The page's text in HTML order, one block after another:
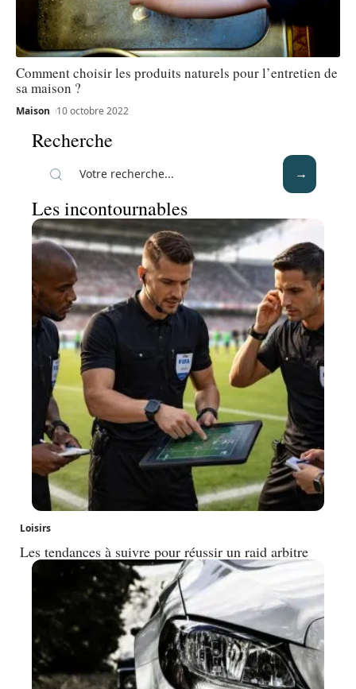
Comment choisir les produits naturels pour l’entretien de
sa maison ?
Maison 10 octobre 2022
Recherche
Les incontournables
Loisirs
Les tendances à suivre pour réussir un raid arbitre